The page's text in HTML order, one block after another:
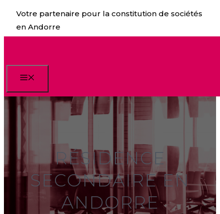
Aller
contenu
Votre partenaire pour la constitution de sociétés
en Andorre
RÉSIDENCE
SECONDAIRE EN
ANDORRE